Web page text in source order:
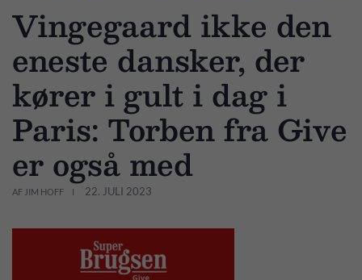
Vingegaard ikke den
eneste dansker, der
kører i gult i dag i
Paris: Torben fra Give
er også med
AF JIM HOFF 22. JULI 2023